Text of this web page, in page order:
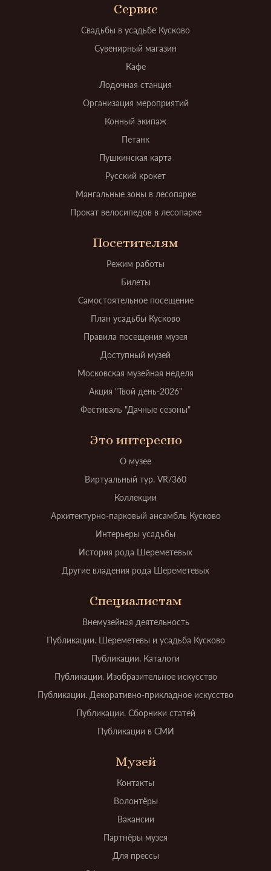
Сервис
Свадьбы в усадьбе Кусково
Сувенирный магазин
Кафе
Лодочная станция
Организация мероприятий
Конный экипаж
Петанк
Пушкинская карта
Русский крокет
Мангальные зоны в лесопарке
Прокат велосипедов в лесопарке
Посетителям
Режим работы
Билеты
Самостоятельное посещение
План усадьбы Кусково
Правила посещения музея
Доступный музей
Московская музейная неделя
Акция "Твой день-2026"
Фестиваль "Дачные сезоны"
Это интересно
О музее
Виртуальный тур. VR/360
Коллекции
Архитектурно-парковый ансамбль Кусково
Интерьеры усадьбы
История рода Шереметевых
Другие владения рода Шереметевых
Специалистам
Внемузейная деятельность
Публикации. Шереметевы и усадьба Кусково
Публикации. Каталоги
Публикации. Изобразительное искусство
Публикации. Декоративно-прикладное искусство
Публикации. Сборники статей
Публикации в СМИ
Музей
Контакты
Волонтёры
Вакансии
Партнёры музея
Для прессы